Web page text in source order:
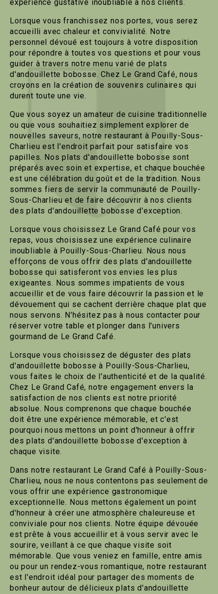
expérience gustative inoubliable à nos clients.
Lorsque vous franchissez nos portes, vous serez
accueilli avec chaleur et convivialité. Notre
personnel dévoué est toujours à votre disposition
pour répondre à toutes vos questions et pour vous
guider à travers notre menu varié de plats
d'andouillette bobosse. Chez Le Grand Café, nous
croyons en la création de souvenirs culinaires qui
durent toute une vie.
Que vous soyez un amateur de cuisine traditionnelle
ou que vous souhaitiez simplement explorer de
nouvelles saveurs, notre restaurant à Pouilly-Sous-
Charlieu est l'endroit parfait pour satisfaire vos
papilles. Nos plats d'andouillette bobosse sont
préparés avec soin et expertise, et chaque bouchée
est une célébration du goût et de la tradition. Nous
sommes fiers de servir la communauté de Pouilly-
Sous-Charlieu et de faire découvrir à nos clients
des plats d'andouillette bobosse d'exception.
Lorsque vous choisissez Le Grand Café pour vos
repas, vous choisissez une expérience culinaire
inoubliable à Pouilly-Sous-Charlieu. Nous nous
efforçons de vous offrir des plats d'andouillette
bobosse qui satisferont vos envies les plus
exigeantes. Nous sommes impatients de vous
accueillir et de vous faire découvrir la passion et le
dévouement qui se cachent derrière chaque plat que
nous servons. N'hésitez pas à nous contacter pour
réserver votre table et plonger dans l'univers
gourmand de Le Grand Café.
Lorsque vous choisissez de déguster des plats
d'andouillette bobosse à Pouilly-Sous-Charlieu,
vous faites le choix de l'authenticité et de la qualité.
Chez Le Grand Café, notre engagement envers la
satisfaction de nos clients est notre priorité
absolue. Nous comprenons que chaque bouchée
doit être une expérience mémorable, et c'est
pourquoi nous mettons un point d'honneur à offrir
des plats d'andouillette bobosse d'exception à
chaque visite.
Dans notre restaurant Le Grand Café à Pouilly-Sous-
Charlieu, nous ne nous contentons pas seulement de
vous offrir une expérience gastronomique
exceptionnelle. Nous mettons également un point
d'honneur à créer une atmosphère chaleureuse et
conviviale pour nos clients. Notre équipe dévouée
est prête à vous accueillir et à vous servir avec le
sourire, veillant à ce que chaque visite soit
mémorable. Que vous veniez en famille, entre amis
ou pour un rendez-vous romantique, notre restaurant
est l'endroit idéal pour partager des moments de
bonheur autour de délicieux plats d'andouillette